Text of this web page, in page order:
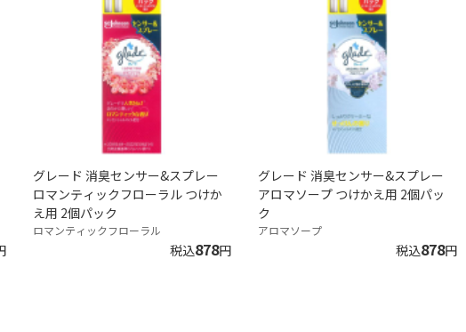
グレード 消臭センサー&スプレー
ロマンティックフローラル つけか
え用 2個パック
ロマンティックフローラル
税込878円
グレード 消臭センサー&スプレー
アロマソープ つけかえ用 2個パッ
ク
アロマソープ
税込878円